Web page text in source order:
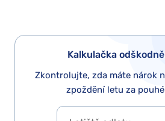
Kalkulačka
Zkontrolujte, zda máte nárok
zpoždění letu za